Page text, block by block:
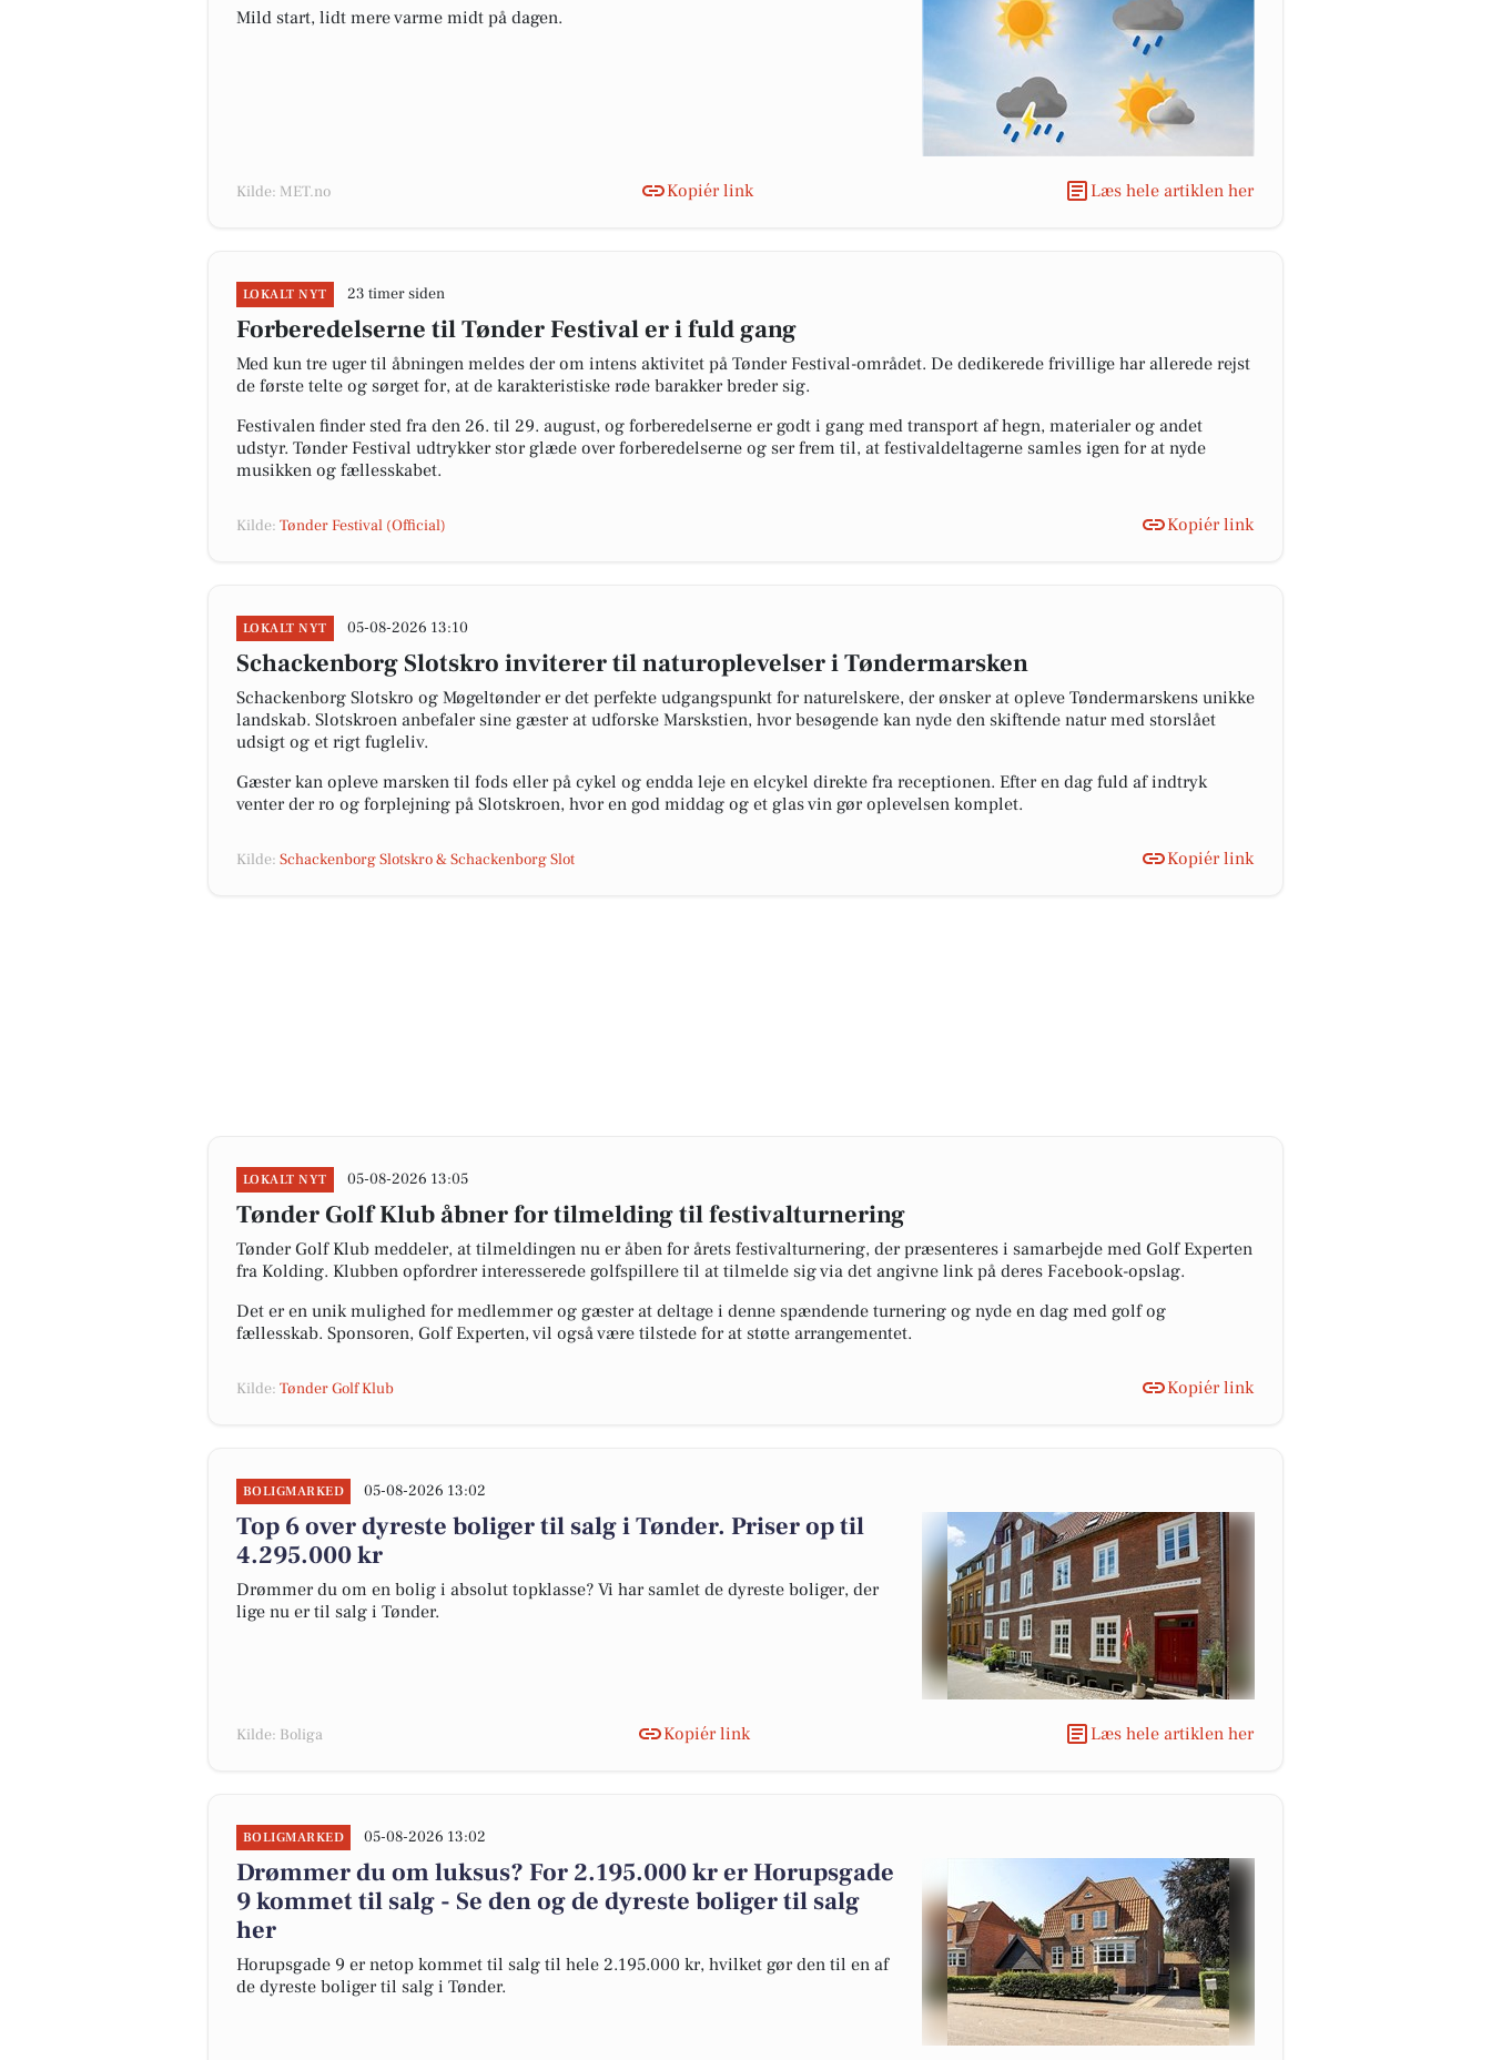
Mild start, lidt mere varme midt på dagen.
Kilde: MET.no Kopiér link Læs hele artiklen her
LOKALT NYT 23 timer siden
Forberedelserne til Tønder Festival er i fuld gang
Med kun tre uger til åbningen meldes der om intens aktivitet på Tønder Festival-området. De dedikerede frivillige har allerede rejst
de første telte og sørget for, at de karakteristiske røde barakker breder sig.
Festivalen finder sted fra den 26. til 29. august, og forberedelserne er godt i gang med transport af hegn, materialer og andet
udstyr. Tønder Festival udtrykker stor glæde over forberedelserne og ser frem til, at festivaldeltagerne samles igen for at nyde
musikken og fællesskabet.
Kilde: Tønder Festival (Official) Kopiér link
LOKALT NYT 05-08-2026 13:10
Schackenborg Slotskro inviterer til naturoplevelser i Tøndermarsken
Schackenborg Slotskro og Møgeltønder er det perfekte udgangspunkt for naturelskere, der ønsker at opleve Tøndermarskens unikke
landskab. Slotskroen anbefaler sine gæster at udforske Marskstien, hvor besøgende kan nyde den skiftende natur med storslået
udsigt og et rigt fugleliv.
Gæster kan opleve marsken til fods eller på cykel og endda leje en elcykel direkte fra receptionen. Efter en dag fuld af indtryk
venter der ro og forplejning på Slotskroen, hvor en god middag og et glas vin gør oplevelsen komplet.
Kilde: Schackenborg Slotskro & Schackenborg Slot Kopiér link
LOKALT NYT 05-08-2026 13:05
Tønder Golf Klub åbner for tilmelding til festivalturnering
Tønder Golf Klub meddeler, at tilmeldingen nu er åben for årets festivalturnering, der præsenteres i samarbejde med Golf Experten
fra Kolding. Klubben opfordrer interesserede golfspillere til at tilmelde sig via det angivne link på deres Facebook-opslag.
Det er en unik mulighed for medlemmer og gæster at deltage i denne spændende turnering og nyde en dag med golf og
fællesskab. Sponsoren, Golf Experten, vil også være tilstede for at støtte arrangementet.
Kilde: Tønder Golf Klub Kopiér link
BOLIGMARKED 05-08-2026 13:02
Top 6 over dyreste boliger til salg i Tønder. Priser op til
4.295.000 kr
Drømmer du om en bolig i absolut topklasse? Vi har samlet de dyreste boliger, der
lige nu er til salg i Tønder.
Kilde: Boliga Kopiér link Læs hele artiklen her
BOLIGMARKED 05-08-2026 13:02
Drømmer du om luksus? For 2.195.000 kr er Horupsgade
9 kommet til salg - Se den og de dyreste boliger til salg
her
Horupsgade 9 er netop kommet til salg til hele 2.195.000 kr, hvilket gør den til en af
de dyreste boliger til salg i Tønder.